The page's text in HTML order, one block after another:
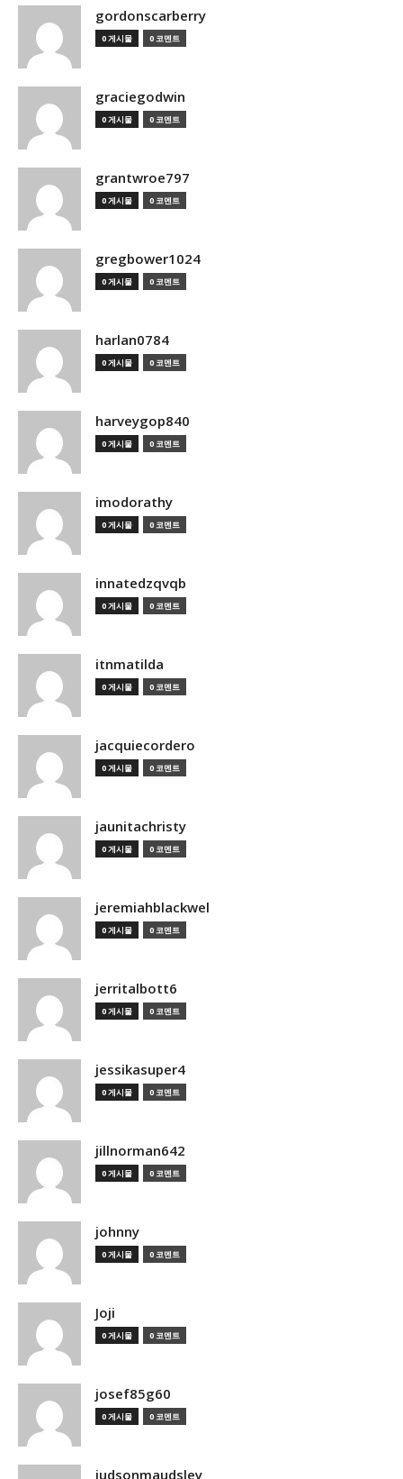
gordonscarberry
0 게시물 0 코멘트
graciegodwin
0 게시물 0 코멘트
grantwroe797
0 게시물 0 코멘트
gregbower1024
0 게시물 0 코멘트
harlan0784
0 게시물 0 코멘트
harveygop840
0 게시물 0 코멘트
imodorathy
0 게시물 0 코멘트
innatedzqvqb
0 게시물 0 코멘트
itnmatilda
0 게시물 0 코멘트
jacquiecordero
0 게시물 0 코멘트
jaunitachristy
0 게시물 0 코멘트
jeremiahblackwel
0 게시물 0 코멘트
jerritalbott6
0 게시물 0 코멘트
jessikasuper4
0 게시물 0 코멘트
jillnorman642
0 게시물 0 코멘트
johnny
0 게시물 0 코멘트
Joji
0 게시물 0 코멘트
josef85g60
0 게시물 0 코멘트
judsonmaudsley